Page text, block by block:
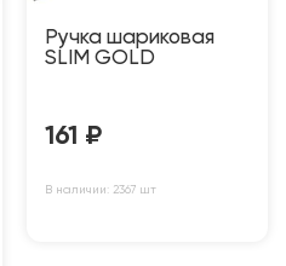
Ручка шариковая
SLIM GOLD
161 ₽
В наличии: 2367 шт